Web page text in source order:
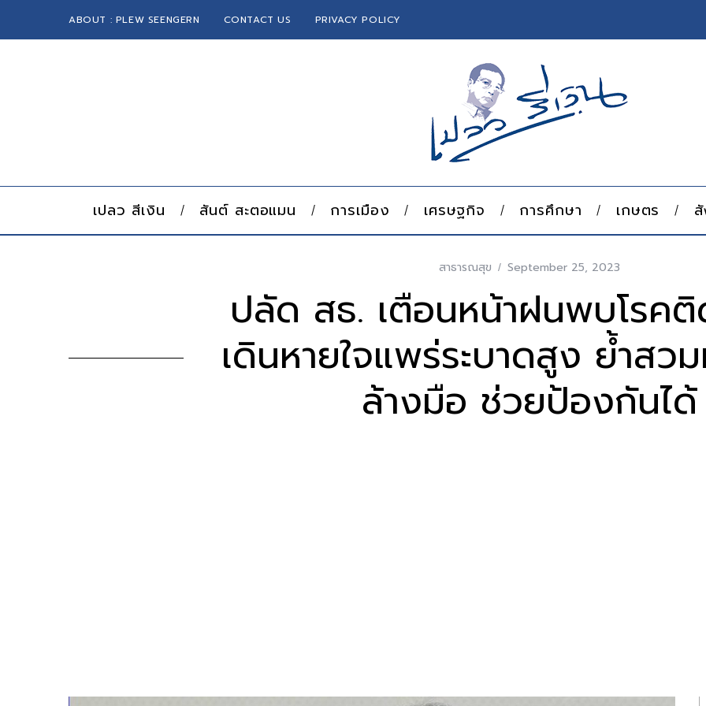
ABOUT : PLEW SEENGERN CONTACT US PRIVACY POLICY
เปลว สีเงิน สันต์ สะตอแมน การเมือง เศรษฐกิจ การศึกษา เกษตร
สาธารณสุข September 25, 2023
ปลัด สธ. เตือนหน้าฝนพบโรค
เดินหายใจแพร่ระบาดสูง ย้ำสว
ล้างมือ ช่วยป้องกันได้